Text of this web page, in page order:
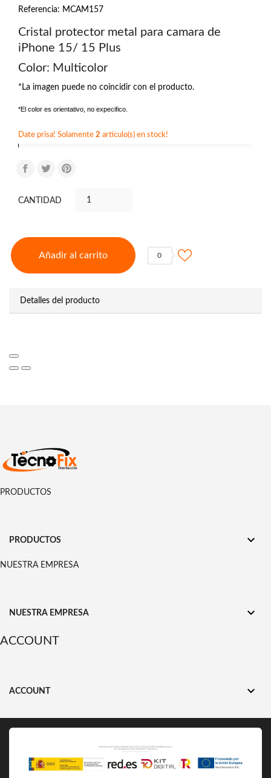
Referencia: MCAM157
Cristal protector metal para camara de
iPhone 15/ 15 Plus
Color: Multicolor
*La imagen puede no coincidir con el producto.
*El color es orientativo, no expecifico.
Date prisa! Solamente 2 artículo(s) en stock!
CANTIDAD
Añadir al carrito 0
Detalles del producto
PRODUCTOS
PRODUCTOS 
NUESTRA EMPRESA
NUESTRA EMPRESA 
ACCOUNT
ACCOUNT 